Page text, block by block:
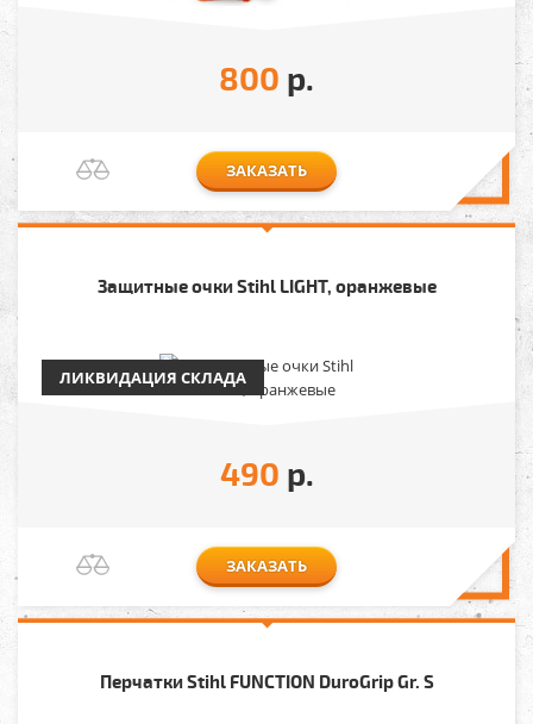
800 р.
ЗАКАЗАТЬ
Защитные очки Stihl LIGHT, оранжевые
ЛИКВИДАЦИЯ СКЛАДА
490 р.
ЗАКАЗАТЬ
Перчатки Stihl FUNCTION DuroGrip Gr. S